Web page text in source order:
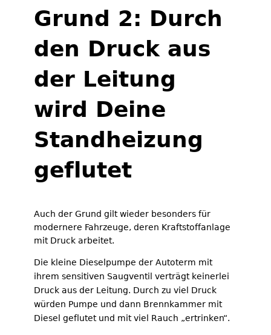
Grund 2: Durch
den Druck aus
der Leitung
wird Deine
Standheizung
geflutet
Auch der Grund gilt wieder besonders für
modernere Fahrzeuge, deren Kraftstoffanlage
mit Druck arbeitet.
Die kleine Dieselpumpe der Autoterm mit
ihrem sensitiven Saugventil verträgt keinerlei
Druck aus der Leitung. Durch zu viel Druck
würden Pumpe und dann Brennkammer mit
Diesel geflutet und mit viel Rauch „ertrinken“.